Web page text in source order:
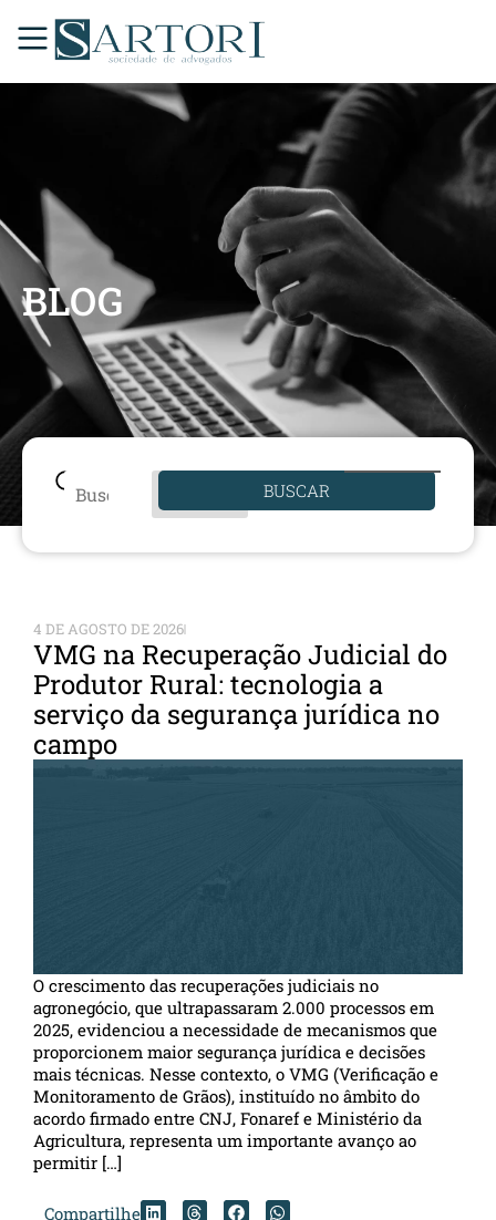
BLOG
BUSCAR
4 DE AGOSTO DE 2026
VMG na Recuperação Judicial do
Produtor Rural: tecnologia a
serviço da segurança jurídica no
campo
O crescimento das recuperações judiciais no
agronegócio, que ultrapassaram 2.000 processos em
2025, evidenciou a necessidade de mecanismos que
proporcionem maior segurança jurídica e decisões
mais técnicas. Nesse contexto, o VMG (Verificação e
Monitoramento de Grãos), instituído no âmbito do
acordo firmado entre CNJ, Fonaref e Ministério da
Agricultura, representa um importante avanço ao
permitir […]
Compartilhe